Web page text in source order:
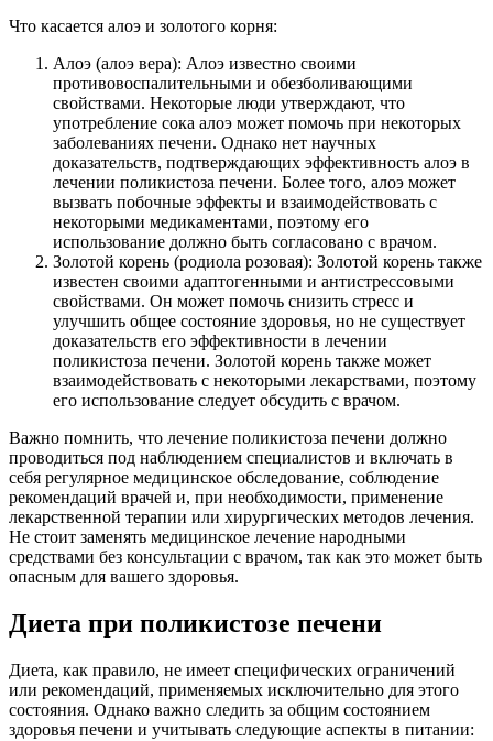
Что касается алоэ и золотого корня:
Алоэ (алоэ вера): Алоэ известно своими
противовоспалительными и обезболивающими
свойствами. Некоторые люди утверждают, что
употребление сока алоэ может помочь при некоторых
заболеваниях печени. Однако нет научных
доказательств, подтверждающих эффективность алоэ в
лечении поликистоза печени. Более того, алоэ может
вызвать побочные эффекты и взаимодействовать с
некоторыми медикаментами, поэтому его
использование должно быть согласовано с врачом.
Золотой корень (родиола розовая): Золотой корень также
известен своими адаптогенными и антистрессовыми
свойствами. Он может помочь снизить стресс и
улучшить общее состояние здоровья, но не существует
доказательств его эффективности в лечении
поликистоза печени. Золотой корень также может
взаимодействовать с некоторыми лекарствами, поэтому
его использование следует обсудить с врачом.
Важно помнить, что лечение поликистоза печени должно
проводиться под наблюдением специалистов и включать в
себя регулярное медицинское обследование, соблюдение
рекомендаций врачей и, при необходимости, применение
лекарственной терапии или хирургических методов лечения.
Не стоит заменять медицинское лечение народными
средствами без консультации с врачом, так как это может быть
опасным для вашего здоровья.
Диета при поликистозе печени
Диета, как правило, не имеет специфических ограничений
или рекомендаций, применяемых исключительно для этого
состояния. Однако важно следить за общим состоянием
здоровья печени и учитывать следующие аспекты в питании: